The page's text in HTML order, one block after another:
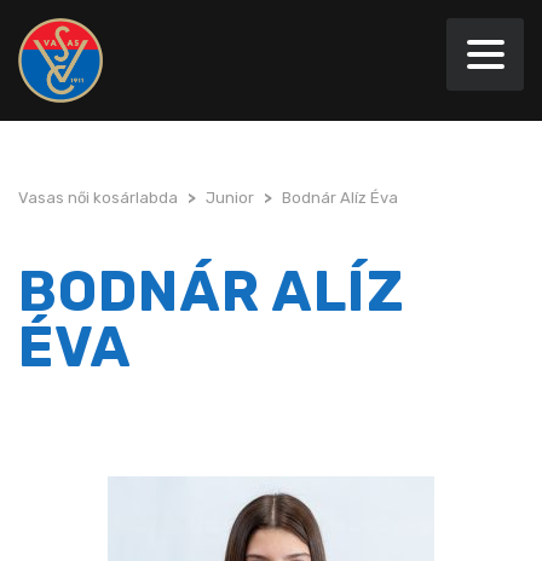
Vasas női kosárlabda > Junior > Bodnár Alíz Éva
BODNÁR ALÍZ
ÉVA